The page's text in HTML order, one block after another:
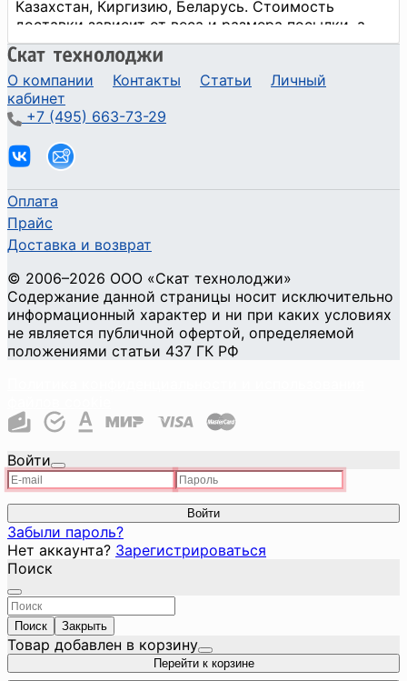
О компании Контакты Статьи
Личный
кабинет
+7 (495) 663-73-29
Оплата
Прайс
Доставка и возврат
© 2006–2026 ООО «Скат технолоджи»
Содержание данной страницы носит исключительно
информационный характер и ни при каких условиях
не является публичной офертой, определяемой
положениями статьи 437 ГК РФ
Войти
Войти
Забыли пароль?
Нет аккаунта? Зарегистрироваться
Поиск
Поиск Закрыть
Товар добавлен в корзину
Перейти к корзине